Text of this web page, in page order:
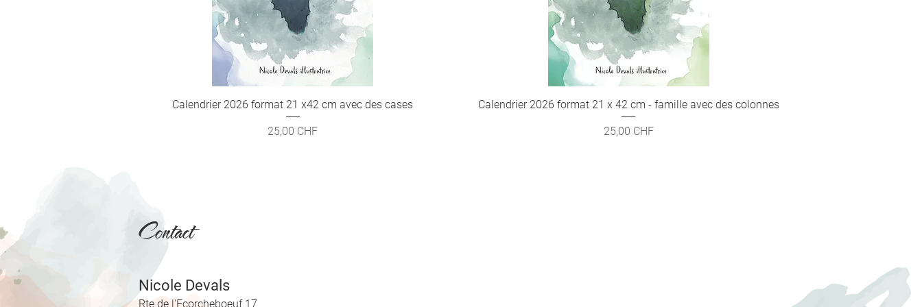
Aperçu rapide
Calendrier 2026 format 21 x42 cm avec des cases
Prix
25,00 CHF
Aperçu rapide
Calendrier 2026 format 21 x 42 cm - famille avec des colonnes
Prix
25,00 CHF
Contact
Nicole Devals
Rte de l'Ecorcheboeuf 17